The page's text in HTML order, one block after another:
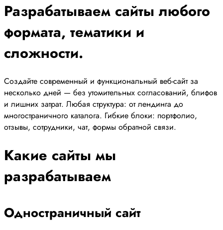
Разрабатываем сайты любого
формата, тематики и
сложности.
Создайте современный и функциональный веб-сайт за
несколько дней — без утомительных согласований, блифов
и лишних затрат. Любая структура: от лендинга до
многостраничного каталога. Гибкие блоки: портфолио,
отзывы, сотрудники, чат, формы обратной связи.
Какие сайты мы
разрабатываем
Одностраничный сайт